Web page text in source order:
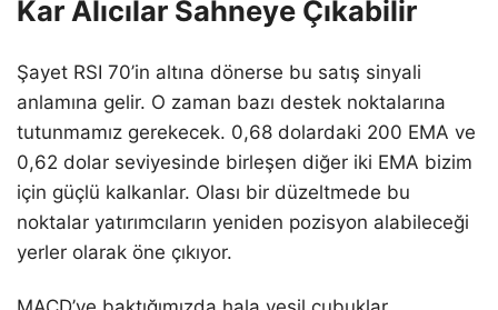
Kar Alıcılar Sahneye Çıkabilir
Şayet RSI 70’in altına dönerse bu satış sinyali
anlamına gelir. O zaman bazı destek noktalarına
tutunmamız gerekecek. 0,68 dolardaki 200 EMA ve
0,62 dolar seviyesinde birleşen diğer iki EMA bizim
için güçlü kalkanlar. Olası bir düzeltmede bu
noktalar yatırımcıların yeniden pozisyon alabileceği
yerler olarak öne çıkıyor.